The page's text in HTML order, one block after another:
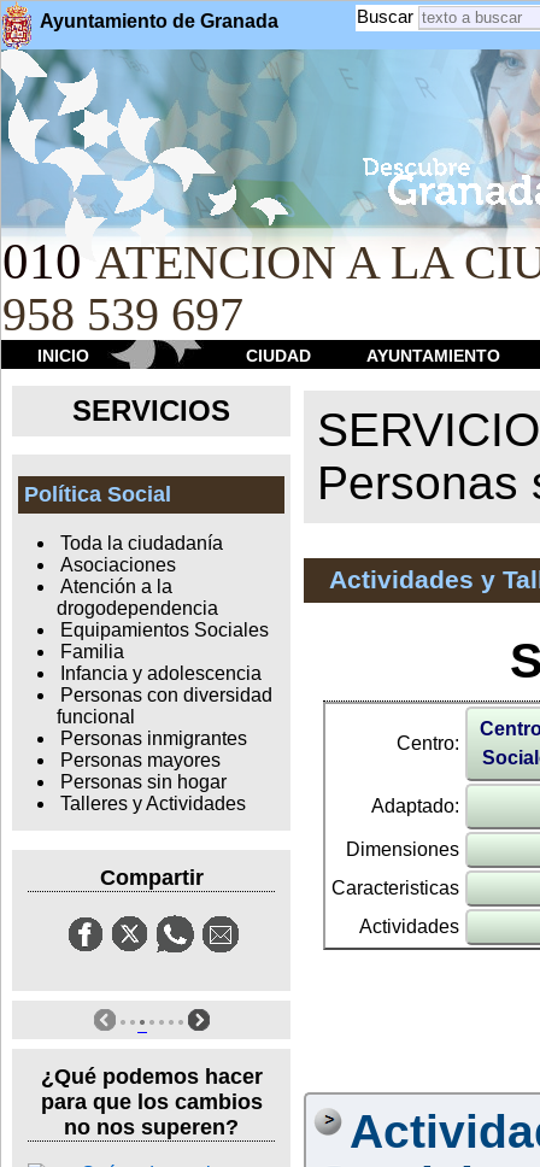
Ayuntamiento de Granada Buscar
010 ATENCION A LA
958 539 697
INICIO CIUDAD AYUNTAMIENTO
SERVICIOS
Política Social
Toda la ciudadanía
Asociaciones
Atención a la
drogodependencia
Equipamientos Sociales
Familia
Infancia y adolescencia
Personas con diversidad
funcional
Personas inmigrantes
Personas mayores
Personas sin hogar
Talleres y Actividades
Compartir
¿Qué podemos hacer
para que los cambios
no nos superen?
Personas
Actividades y
Centro:
Adaptado:
Dimensiones
Caracteristicas
Actividades